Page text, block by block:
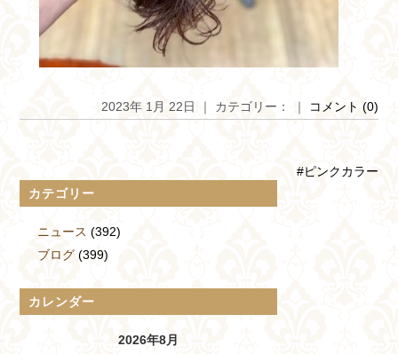
2023年 1月 22日 ｜ カテゴリー： ｜ コメント (0)
#ピンクカラー
カテゴリー
ニュース (392)
ブログ(399)
カレンダー
2026年8月